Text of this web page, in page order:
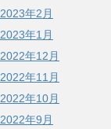
2023年2月
2023年1月
2022年12月
2022年11月
2022年10月
2022年9月